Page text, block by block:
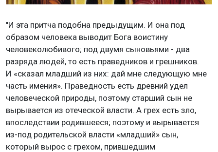
"И эта притча подобна предыдущим. И она под
образом человека выводит Бога воистину
человеколюбивого; под двумя сыновьями - два
разряда людей, то есть праведников и грешников.
И «сказал младший из них: дай мне следующую мне
часть имения». Праведность есть древний удел
человеческой природы, поэтому старший сын не
вырывается из отеческой власти. А грех есть зло,
впоследствии родившееся; поэтому и вырывается
из-под родительской власти «младший» сын,
который вырос с грехом, прившедшим